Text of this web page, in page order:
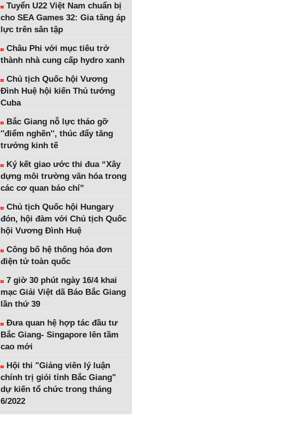
Tuyển U22 Việt Nam chuẩn bị
cho SEA Games 32: Gia tăng áp
lực trên sân tập
Châu Phi với mục tiêu trở
thành nhà cung cấp hydro xanh
Chủ tịch Quốc hội Vương
Đình Huệ hội kiến Thủ tướng
Cuba
Bắc Giang nỗ lực tháo gỡ
''điểm nghẽn'', thúc đẩy tăng
trưởng kinh tế
Ký kết giao ước thi đua “Xây
dựng môi trường văn hóa trong
các cơ quan báo chí”
Chủ tịch Quốc hội Hungary
đón, hội đàm với Chủ tịch Quốc
hội Vương Đình Huệ
Công bố hệ thống hóa đơn
điện tử toàn quốc
7 giờ 30 phút ngày 16/4 khai
mạc Giải Việt dã Báo Bắc Giang
lần thứ 39
Đưa quan hệ hợp tác đầu tư
Bắc Giang- Singapore lên tầm
cao mới
Hội thi "Giảng viên lý luận
chính trị giỏi tỉnh Bắc Giang"
dự kiến tổ chức trong tháng
6/2022